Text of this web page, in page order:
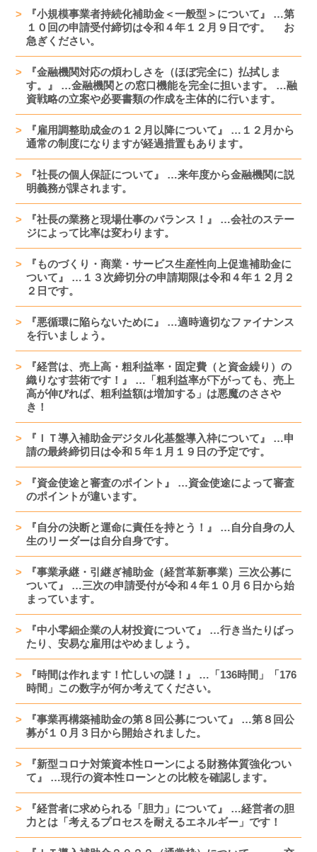
『小規模事業者持続化補助金＜一般型＞について』 …第
１０回の申請受付締切は令和４年１２月９日です。 お
急ぎください。
『金融機関対応の煩わしさを（ほぼ完全に）払拭しま
す。』 …金融機関との窓口機能を完全に担います。 …融
資戦略の立案や必要書類の作成を主体的に行います。
『雇用調整助成金の１２月以降について』 …１２月から
通常の制度になりますが経過措置もあります。
『社長の個人保証について』 …来年度から金融機関に説
明義務が課されます。
『社長の業務と現場仕事のバランス！』 …会社のステー
ジによって比率は変わります。
『ものづくり・商業・サービス生産性向上促進補助金に
ついて』 …１３次締切分の申請期限は令和４年１２月２
２日です。
『悪循環に陥らないために』 …適時適切なファイナンス
を行いましょう。
『経営は、売上高・粗利益率・固定費（と資金繰り）の
織りなす芸術です！』 …「粗利益率が下がっても、売上
高が伸びれば、粗利益額は増加する」は悪魔のささや
き！
『ＩＴ導入補助金デジタル化基盤導入枠について』 …申
請の最終締切日は令和５年１月１９日の予定です。
『資金使途と審査のポイント』 …資金使途によって審査
のポイントが違います。
『自分の決断と運命に責任を持とう！』 …自分自身の人
生のリーダーは自分自身です。
『事業承継・引継ぎ補助金（経営革新事業）三次公募に
ついて』 …三次の申請受付が令和４年１０月６日から始
まっています。
『中小零細企業の人材投資について』 …行き当たりばっ
たり、安易な雇用はやめましょう。
『時間は作れます！忙しいの謎！』 …「136時間」「176
時間」この数字が何か考えてください。
『事業再構築補助金の第８回公募について』 …第８回公
募が１０月３日から開始されました。
『新型コロナ対策資本性ローンによる財務体質強化つい
て』 …現行の資本性ローンとの比較を確認します。
『経営者に求められる「胆力」について』 …経営者の胆
力とは「考えるプロセスを耐えるエネルギー」です！